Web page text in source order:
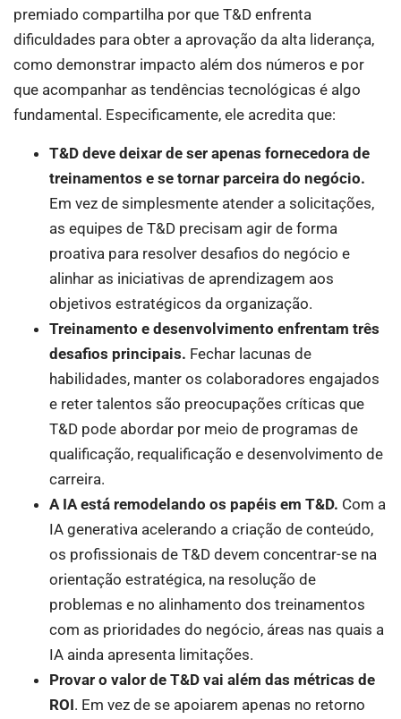
premiado compartilha por que T&D enfrenta
dificuldades para obter a aprovação da alta liderança,
como demonstrar impacto além dos números e por
que acompanhar as tendências tecnológicas é algo
fundamental. Especificamente, ele acredita que:
T&D deve deixar de ser apenas fornecedora de
treinamentos e se tornar parceira do negócio.
Em vez de simplesmente atender a solicitações,
as equipes de T&D precisam agir de forma
proativa para resolver desafios do negócio e
alinhar as iniciativas de aprendizagem aos
objetivos estratégicos da organização.
Treinamento e desenvolvimento enfrentam três
desafios principais. Fechar lacunas de
habilidades, manter os colaboradores engajados
e reter talentos são preocupações críticas que
T&D pode abordar por meio de programas de
qualificação, requalificação e desenvolvimento de
carreira.
A IA está remodelando os papéis em T&D. Com a
IA generativa acelerando a criação de conteúdo,
os profissionais de T&D devem concentrar-se na
orientação estratégica, na resolução de
problemas e no alinhamento dos treinamentos
com as prioridades do negócio, áreas nas quais a
IA ainda apresenta limitações.
Provar o valor de T&D vai além das métricas de
ROI. Em vez de se apoiarem apenas no retorno